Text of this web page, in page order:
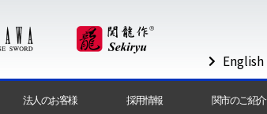
English
法人のお客様 採用情報 関市のご紹介